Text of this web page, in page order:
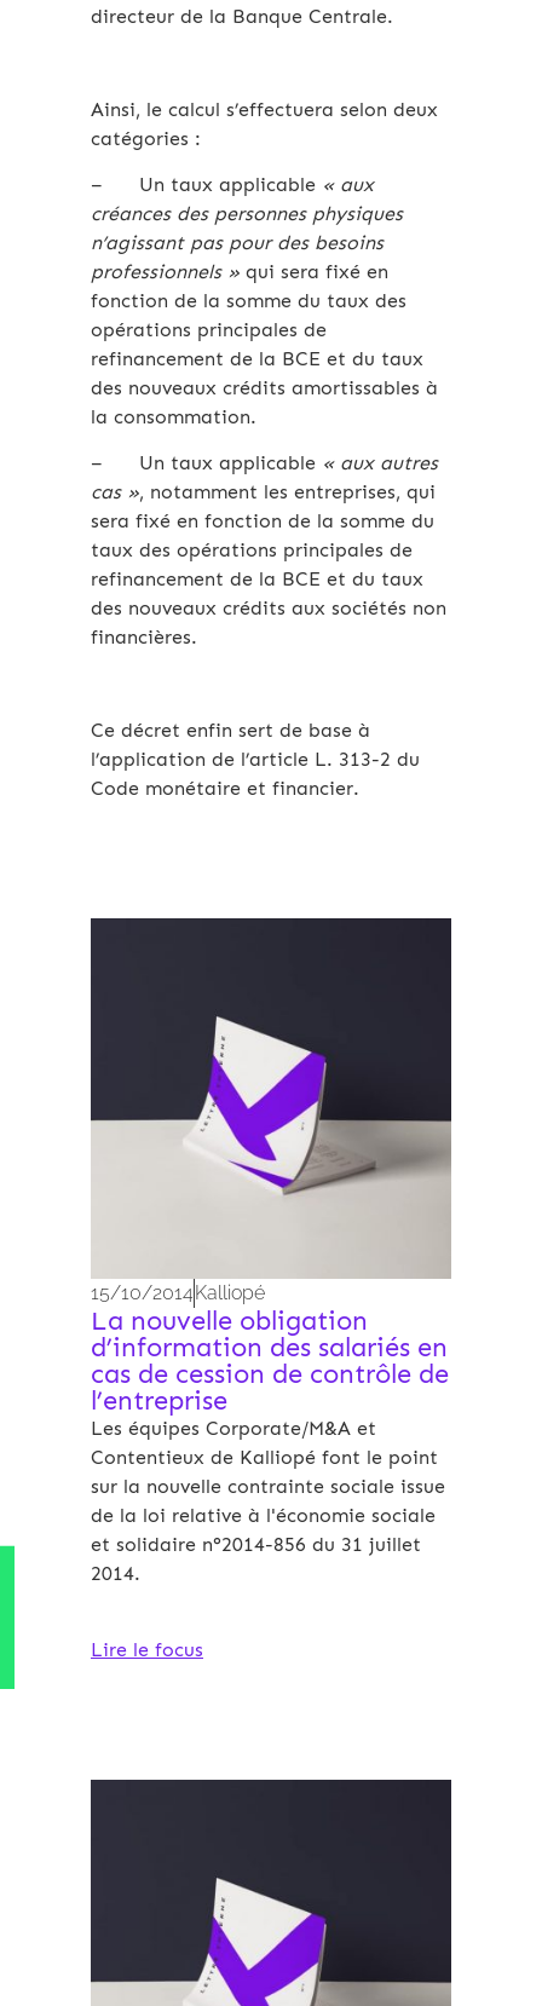
directeur de la Banque Centrale.
Ainsi, le calcul s’effectuera selon deux
catégories :
– Un taux applicable « aux
créances des personnes physiques
n’agissant pas pour des besoins
professionnels » qui sera fixé en
fonction de la somme du taux des
opérations principales de
refinancement de la BCE et du taux
des nouveaux crédits amortissables à
la consommation.
– Un taux applicable « aux autres
cas », notamment les entreprises, qui
sera fixé en fonction de la somme du
taux des opérations principales de
refinancement de la BCE et du taux
des nouveaux crédits aux sociétés non
financières.
Ce décret enfin sert de base à
l’application de l’article L. 313-2 du
Code monétaire et financier.
15/10/2014Kalliopé
La nouvelle obligation
d’information des salariés en
cas de cession de contrôle de
l’entreprise
Les équipes Corporate/M&A et
Contentieux de Kalliopé font le point
sur la nouvelle contrainte sociale issue
de la loi relative à l'économie sociale
et solidaire n°2014-856 du 31 juillet
2014.
Lire le focus